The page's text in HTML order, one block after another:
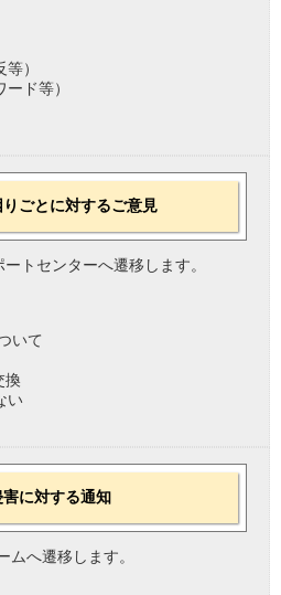
）
ド等）
ごとに対するご意見
トセンターへ遷移します。
いて
換
い
に対する通知
ムへ遷移します。